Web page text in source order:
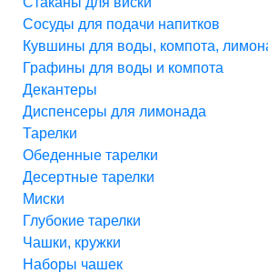
Сосуды для подачи напитков
Кувшины для воды, компота,
Графины для воды и компота
Декантеры
Диспенсеры для лимонада
Тарелки
Обеденные тарелки
Десертные тарелки
Миски
Глубокие тарелки
Чашки, кружки
Наборы чашек